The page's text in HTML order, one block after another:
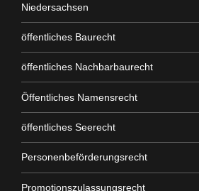
Niedersachsen
öffentliches Baurecht
öffentliches Nachbarbaurecht
Öffentliches Namensrecht
öffentliches Seerecht
Personenbeförderungsrecht
Promotionszulassungsrecht